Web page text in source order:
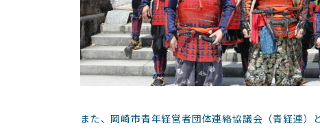
また、岡崎市青年経営者団体連絡協議会（青経連